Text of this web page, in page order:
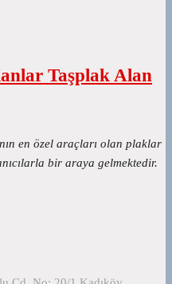
Taşplak Alan
en özel araçları olan plaklar
bir araya gelmektedir.